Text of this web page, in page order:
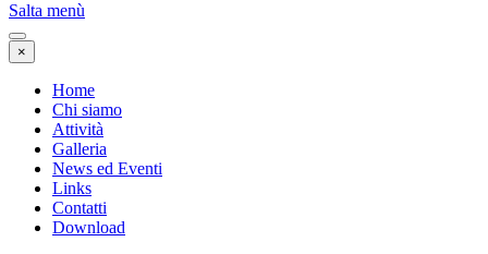
Salta menù
×
Home
Chi siamo
Attività
Galleria
News ed Eventi
Links
Contatti
Download